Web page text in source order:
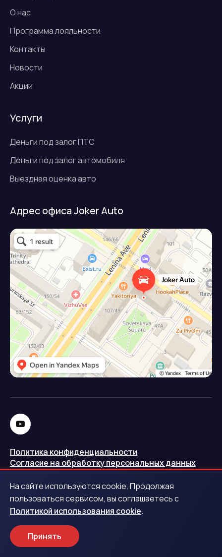
О нас
Программа лояльности
Контакты
Новости
Акции
Услуги
Деньги под залог ПТС
Деньги под залог автомобиля
Выездная оценка авто
Адрес офиса Joker Auto
Джокер авто
Займ под залог авто в Подольске
Микрофинансовая организация в Подольске
Политика конфиденциальности
Согласие на обработку персональных данных
Политика использования cookie
Запись в реестре операторов персональных данных
РКН
Центральный банк Российской Федерации
На сайте используются cookie. Продолжая
пользоваться сервисом, вы соглашаетесь с
Политикой использования cookie.
Принять